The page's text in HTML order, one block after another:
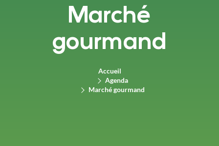
Marché
gourmand
Accueil
Agenda
Marché gourmand